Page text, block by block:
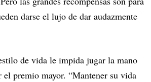
darse el lujo de dar audazmente
de vida le impida jugar la mano
el premio mayor. “Mantener su vida